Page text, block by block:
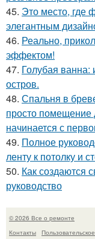
45. Это место, где
элегантным
46. Реально,
эффектом!
47. Голубая ванна:
остров.
48. Спальня в
просто помещение
начинается с
49. Полное
ленту к потолку и
50. Как создаются
руководство
© 2026 Все о ремонте
Контакты